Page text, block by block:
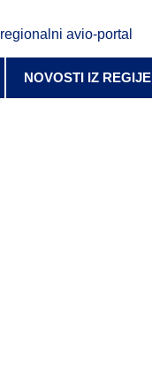
regionalni avio-portal
NOVOSTI IZ REGIJE